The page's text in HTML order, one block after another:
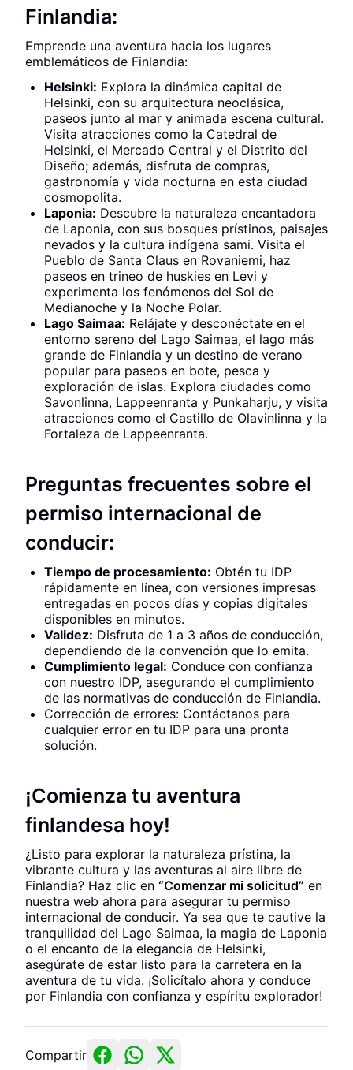
Finlandia:
Emprende una aventura hacia los lugares
emblemáticos de Finlandia:
Helsinki: Explora la dinámica capital de
Helsinki, con su arquitectura neoclásica,
paseos junto al mar y animada escena cultural.
Visita atracciones como la Catedral de
Helsinki, el Mercado Central y el Distrito del
Diseño; además, disfruta de compras,
gastronomía y vida nocturna en esta ciudad
cosmopolita.
Laponia: Descubre la naturaleza encantadora
de Laponia, con sus bosques prístinos, paisajes
nevados y la cultura indígena sami. Visita el
Pueblo de Santa Claus en Rovaniemi, haz
paseos en trineo de huskies en Levi y
experimenta los fenómenos del Sol de
Medianoche y la Noche Polar.
Lago Saimaa: Relájate y desconéctate en el
entorno sereno del Lago Saimaa, el lago más
grande de Finlandia y un destino de verano
popular para paseos en bote, pesca y
exploración de islas. Explora ciudades como
Savonlinna, Lappeenranta y Punkaharju, y visita
atracciones como el Castillo de Olavinlinna y la
Fortaleza de Lappeenranta.
Preguntas frecuentes sobre el
permiso internacional de
conducir:
Tiempo de procesamiento: Obtén tu IDP
rápidamente en línea, con versiones impresas
entregadas en pocos días y copias digitales
disponibles en minutos.
Validez: Disfruta de 1 a 3 años de conducción,
dependiendo de la convención que lo emita.
Cumplimiento legal: Conduce con confianza
con nuestro IDP, asegurando el cumplimiento
de las normativas de conducción de Finlandia.
Corrección de errores: Contáctanos para
cualquier error en tu IDP para una pronta
solución.
¡Comienza tu aventura
finlandesa hoy!
¿Listo para explorar la naturaleza prístina, la
vibrante cultura y las aventuras al aire libre de
Finlandia? Haz clic en “Comenzar mi solicitud” en
nuestra web ahora para asegurar tu permiso
internacional de conducir. Ya sea que te cautive la
tranquilidad del Lago Saimaa, la magia de Laponia
o el encanto de la elegancia de Helsinki,
asegúrate de estar listo para la carretera en la
aventura de tu vida. ¡Solicítalo ahora y conduce
por Finlandia con confianza y espíritu explorador!
Compartir